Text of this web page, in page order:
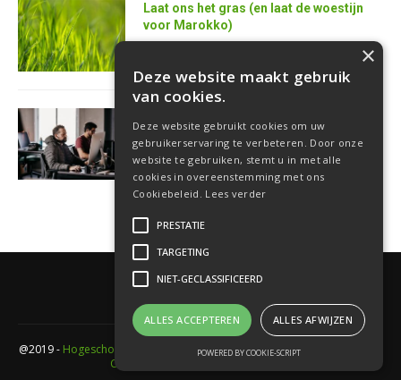
Laat ons het gras (en laat de woestijn
voor Marokko)
25 juni 2026
softwareontwikkelaar
18 juni 2026
@2019 - Hogeschool PXL
- Elfde-liniestraat 24 Gebouw A , 3500 Hasselt -
Cookieverklaring
×
Deze website maakt gebruik
van cookies.
Deze website gebruikt cookies om uw
gebruikerservaring te verbeteren. Door onze
website te gebruiken, stemt u in met alle
cookies in overeenstemming met ons
Cookiebeleid. Lees verder
PRESTATIE
TARGETING
NIET-GECLASSIFICEERD
ALLES ACCEPTEREN ALLES AFWIJZEN
POWERED BY COOKIE-SCRIPT